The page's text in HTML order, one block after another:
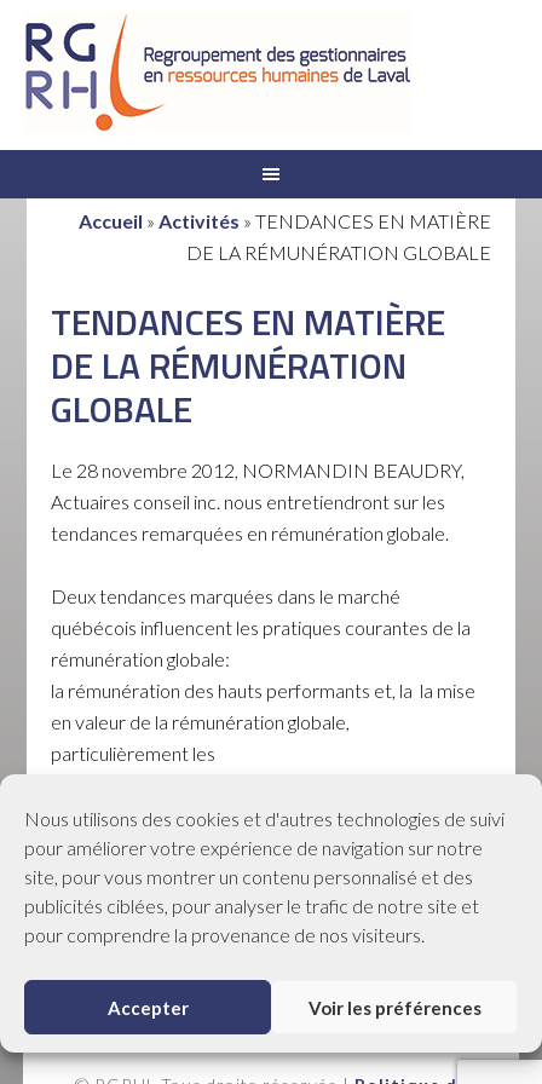
Nous utilisons des cookies et d'autres technologies de suivi
pour améliorer votre expérience de navigation sur notre
site, pour vous montrer un contenu personnalisé et des
publicités ciblées, pour analyser le trafic de notre site et
pour comprendre la provenance de nos visiteurs.
Accepter Voir les préférences
Accueil » Activités » TENDANCES EN MATIÈRE
DE LA RÉMUNÉRATION GLOBALE
TENDANCES EN MATIÈRE
DE LA RÉMUNÉRATION
GLOBALE
Le 28 novembre 2012, NORMANDIN BEAUDRY,
Actuaires conseil inc. nous entretiendront sur les
tendances remarquées en rémunération globale.
Deux tendances marquées dans le marché
québécois influencent les pratiques courantes de la
rémunération globale:
la rémunération des hauts performants et, la la mise
en valeur de la rémunération globale,
particulièrement les
Lieu: Restaurant Les Menus Plaisirs à Ste-Rose, Laval
Heure: 7h30 à 9h30